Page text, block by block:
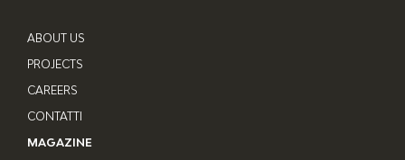
ABOUT US
PROJECTS
CAREERS
CONTATTI
MAGAZINE